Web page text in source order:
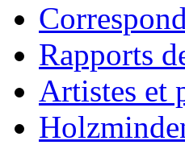
Rapports
Artistes et